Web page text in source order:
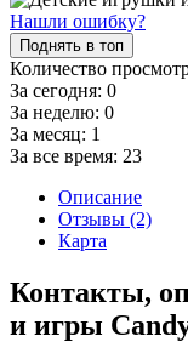
Нашли ошибку?
Поднять в топ
Количество
За сегодня: 0
За неделю: 0
За месяц: 1
За все время: 23
Описание
Отзывы (2)
Карта
Контакты,
и игры